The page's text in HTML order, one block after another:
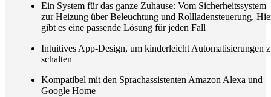
Ein System für das ganze Zuhause: Vom Sicherheitssystem
zur Heizung über Beleuchtung und Rollladensteuerung.
gibt es eine passende Lösung für jeden Fall
Intuitives App-Design, um kinderleicht Automatisierungen
schalten
Kompatibel mit den Sprachassistenten Amazon Alexa und
Google Home